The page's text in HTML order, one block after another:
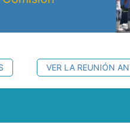
VER LA REUNIÓN